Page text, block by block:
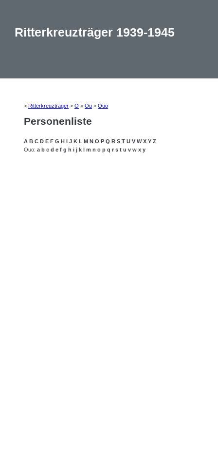
Ritterkreuzträger 1939-1945
> Ritterkreuzträger > O > Ou > Ouo
Personenliste
A B C D E F G H I J K L M N O P Q R S T U V W X Y Z
Ouo: a b c d e f g h i j k l m n o p q r s t u v w x y